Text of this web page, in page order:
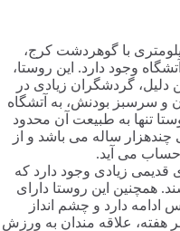
تهران و کرج و فاصله 10 کیلومتری با گوهردشت کرج،
وجود دارد. این روستا،
دلیل، گردشگران زیادی در
و سرسبز بودنش، به آتشگاه
تنها به طبیعت آن محدود
ساله می باشد و از
حساب می آید.
قدیمی زیادی وجود دارد که
همچنین این روستا دارای
ادامه دارد و چشم انداز
هفته، علاقه مندان به ورزش